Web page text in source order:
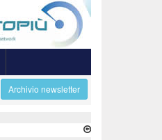
Archivio newsletter